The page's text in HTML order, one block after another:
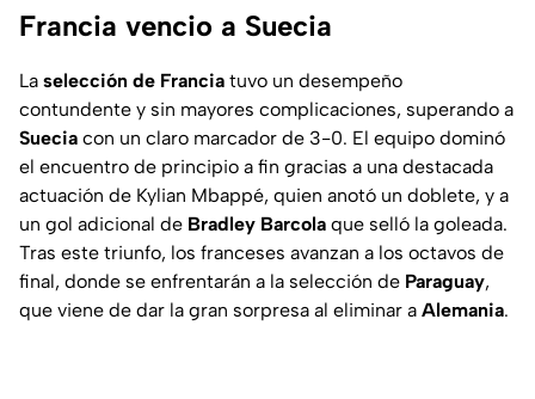
Francia vencio a Suecia
La selección de Francia tuvo un desempeño
contundente y sin mayores complicaciones, superando a
Suecia con un claro marcador de 3-0. El equipo dominó
el encuentro de principio a fin gracias a una destacada
actuación de Kylian Mbappé, quien anotó un doblete, y a
un gol adicional de Bradley Barcola que selló la goleada.
Tras este triunfo, los franceses avanzan a los octavos de
final, donde se enfrentarán a la selección de Paraguay,
que viene de dar la gran sorpresa al eliminar a Alemania.